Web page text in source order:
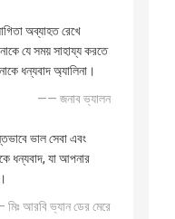
অব্যাহত রেখে
যে সময় সাহায্য করতে
ধন্যবাদ অ্যালিনা।
—— জনাব ভ্যালন
ভাল সেবা এবং
ধন্যবাদ, যা আপনার
আরবি ভ্যান ডের মেরে